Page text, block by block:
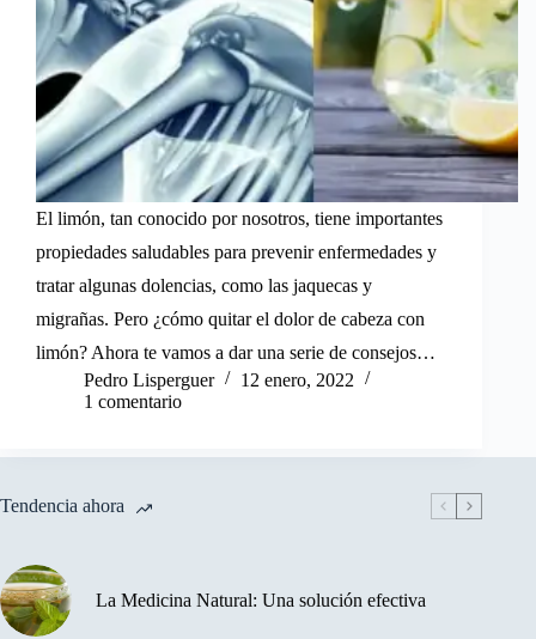
El limón, tan conocido por nosotros, tiene importantes
propiedades saludables para prevenir enfermedades y
tratar algunas dolencias, como las jaquecas y
migrañas. Pero ¿cómo quitar el dolor de cabeza con
limón? Ahora te vamos a dar una serie de consejos…
Pedro Lisperguer
12 enero, 2022
1 comentario
Tendencia ahora
La Medicina Natural: Una solución efectiva